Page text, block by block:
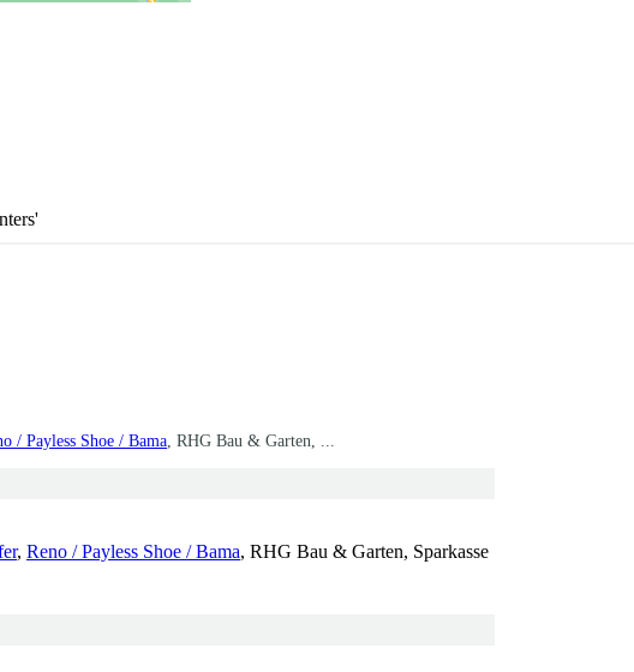
/ Payless Shoe / Bama , RHG Bau & Garten, ...
, Reno / Payless Shoe / Bama, RHG Bau & Garten, Sparkasse